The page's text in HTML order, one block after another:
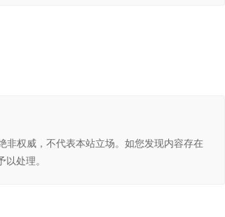
非权威，不代表本站立场。如您发现内容存在
处理。